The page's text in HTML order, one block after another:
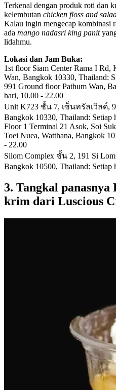
Terkenal dengan produk roti dan
kelembutan chicken floss and
Kalau ingin mengecap kombinasi
ada mango nadasri king panit
lidahmu.
Lokasi dan Jam Buka:
1st floor Siam Center Rama I Rd,
Wan, Bangkok 10330, Thailand:
991 Ground floor Pathum Wan,
hari, 10.00 - 22.00
Unit K723 ชั้น 7, เซ็นทรัลเวิลด์,
Bangkok 10330, Thailand: Setiap
Floor 1 Terminal 21 Asok, Soi
Toei Nuea, Watthana, Bangkok
- 22.00
Silom Complex ชั้น 2, 191 Si
Bangkok 10500, Thailand: Setiap
3. Tangkal panasnya
krim dari Luscious